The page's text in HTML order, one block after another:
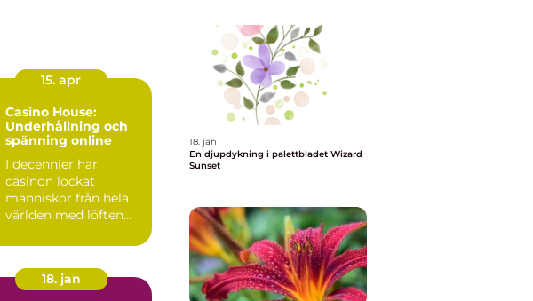
15. apr
Casino House:
Underhållning och
spänning online
I decennier har
casinon lockat
människor från hela
världen med löften
18. jan
18. jan
En djupdykning i palettbladet Wizard
Sunset